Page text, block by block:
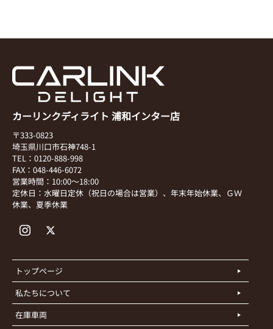
カーリンクディライト 浦和インター店
〒333-0823
埼玉県川口市石神748-1
TEL：0120-888-998
FAX：048-446-6072
営業時間：10:00～18:00
定休日：水曜日定休（祝日の場合は営業）、年末年始休業、ＧＷ
休業、夏季休業
トップページ
私たちについて
在庫車両